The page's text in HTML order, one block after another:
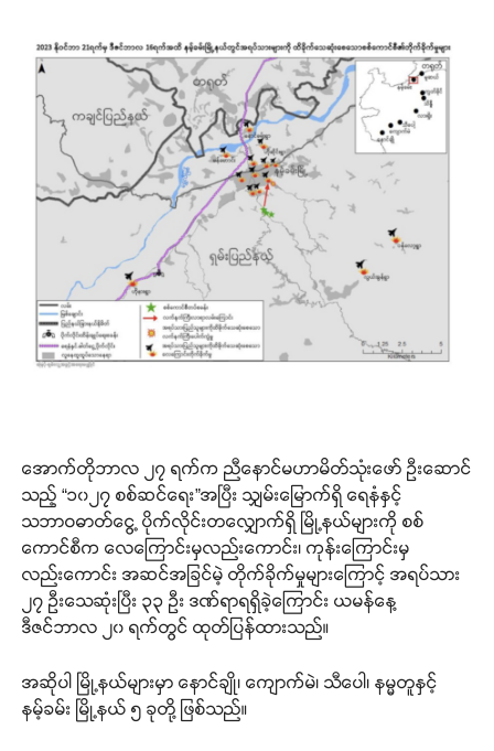
အောက်တိုဘာလ ၂၇ ရက်က ညီနောင်မဟာမိတ်သုံးဖော် ဦးဆောင်
သည့် “၁၀၂၇ စစ်ဆင်ရေး”အပြီး သျှမ်းမြောက်ရှိ ရေနံနှင့်
သဘာဝဓာတ်ငွေ့ ပိုက်လိုင်းတလျှောက်ရှိ မြို့နယ်များကို စစ်
ကောင်စီက လေကြောင်းမှလည်းကောင်း၊ ကုန်းကြောင်းမှ
လည်းကောင်း အဆင်အခြင်မဲ့ တိုက်ခိုက်မှုများကြောင့် အရပ်သား
၂၇ ဦးသေဆုံးပြီး ၃၃ ဦး ဒဏ်ရာရရှိခဲ့ကြောင်း ယမန်နေ့
ဒီဇင်ဘာလ ၂၀ ရက်တွင် ထုတ်ပြန်ထားသည်။
အဆိုပါ မြို့နယ်များမှာ နောင်ချို၊ ကျောက်မဲ၊ သီပေါ၊ နမ္မတူနှင့်
နမ့်ခမ်း မြို့နယ် ၅ ခုတို့ ဖြစ်သည်။